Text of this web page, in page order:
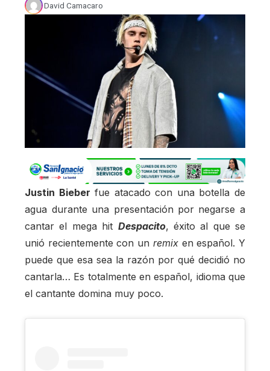
David Camacaro
Justin Bieber fue atacado con una botella de
agua durante una presentación por negarse a
cantar el mega hit Despacito, éxito al que se
unió recientemente con un remixen español. Y
puede que esa sea la razón por qué decidió no
cantarla… Es totalmente en español, idioma que
el cantante domina muy poco.